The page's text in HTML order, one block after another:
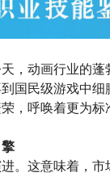
， 动画行业的蓬
到国民级游戏中细
，呼唤着更为
。这意味着，